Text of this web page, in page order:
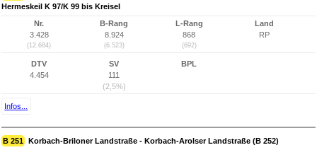
Hermeskeil K 97/K 99 bis Kreisel
Nr.
3.428
(12.684)
B-Rang
8.924
(6.523)
L-Rang
868
(692)
Land
RP
DTV
4.454
SV
111
(2,5%)
BPL
Infos...
B 251 Korbach-Briloner Landstraße - Korbach-Arolser Landstraße (B 252)